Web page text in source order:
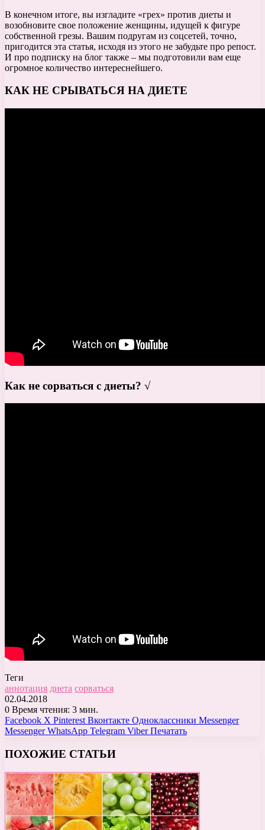
В конечном итоге, вы изгладите «грех» против диеты и
возобновите свое положение женщины, идущей к фигуре
собственной грезы. Вашим подругам из соцсетей, точно,
пригодится эта статья, исходя из этого не забудьте про репост.
И про подписку на блог также – мы подготовили вам еще
огромное количество интереснейшего.
КАК НЕ СРЫВАТЬСЯ НА ДИЕТЕ
Как не сорваться с диеты? √
Теги
аннотация диета сорваться
02.04.2018
0 Время чтения: 3 мин.
Facebook X Pinterest Вконтакте Одноклассники Messenger
Messenger WhatsApp Telegram Viber Печатать
ПОХОЖИЕ СТАТЬИ